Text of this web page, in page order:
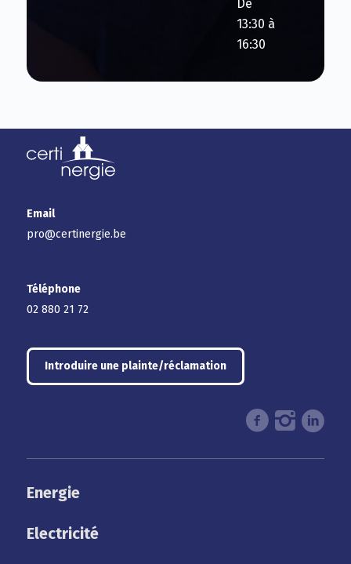
De
13:30 à
16:30
Email
pro@certinergie.be
Téléphone
02 880 21 72
Introduire une plainte/réclamation
Energie
Electricité